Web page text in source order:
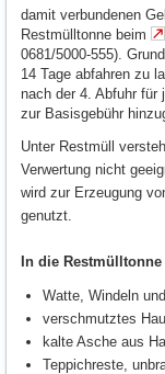
damit verbundenen
Restmülltonne beim
0681/5000-555).
14 Tage abfahren zu
nach der 4. Abfuhr für
zur Basisgebühr
Unter Restmüll
Verwertung nicht
wird zur Erzeugung
genutzt.
In die Restmülltonne
Watte, Windeln
verschmutztes
kalte Asche aus
Teppichreste,